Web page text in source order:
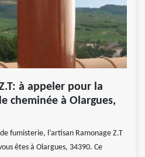
à appeler pour la
cheminée à Olargues,
fumisterie, l’artisan Ramonage Z.T
êtes à Olargues, 34390. Ce